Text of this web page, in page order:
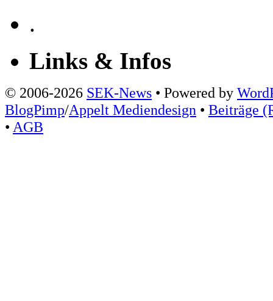
.
Links & Infos
© 2006-2026 SEK-News • Powered by
BlogPimp/Appelt Mediendesign • Beiträge
• AGB